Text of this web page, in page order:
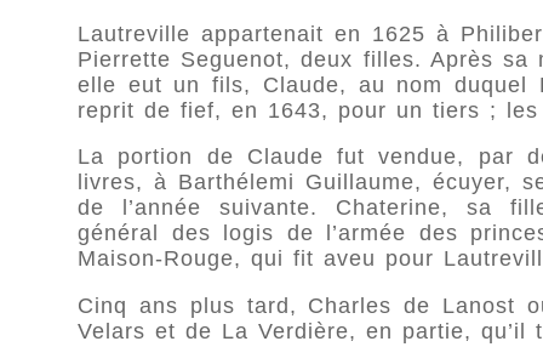
Lautreville appartenait en 1625 à
Pierrette Seguenot, deux filles. Après
elle eut un fils, Claude, au nom duquel
reprit de fief, en 1643, pour un tiers ;
La portion de Claude fut vendue, par
livres, à Barthélemi Guillaume, écuyer,
de l’année suivante. Chaterine, sa
général des logis de l’armée des
Maison-Rouge, qui fit aveu pour
Cinq ans plus tard, Charles de Lanost
Velars et de La Verdière, en partie,